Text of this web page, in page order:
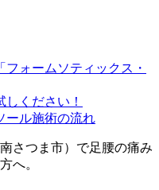
ォームソティックス・
ください！
ール施術の流れ
さつま市）で足腰の痛み
へ。